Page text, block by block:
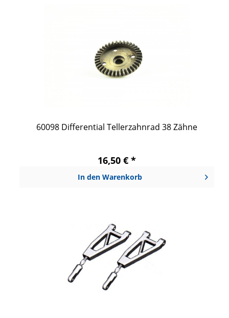
60098 Differential Tellerzahnrad 38 Zähne
16,50 € *
In den Warenkorb